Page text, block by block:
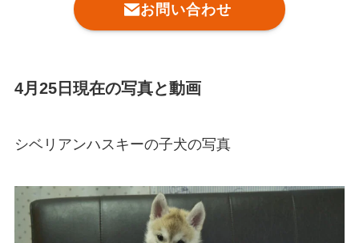
お問い合わせ
4月25日現在の写真と動画
シベリアンハスキーの子犬の写真